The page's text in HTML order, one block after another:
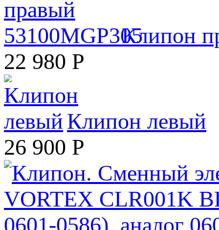
Клипон
22 980 Р
Клипон левый
26 900 Р